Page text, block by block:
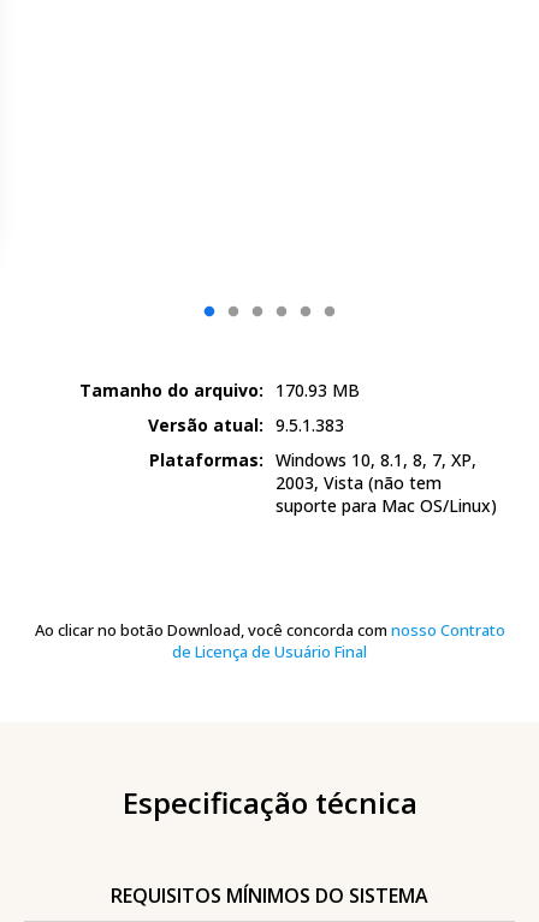
Tamanho do arquivo: 170.93 MB
Versão atual: 9.5.1.383
Plataformas: Windows 10, 8.1, 8, 7, XP,
2003, Vista (não tem
suporte para Mac OS/Linux)
Ao clicar no botão Download, você concorda com nosso Contrato
de Licença de Usuário Final
Especificação técnica
REQUISITOS MÍNIMOS DO SISTEMA